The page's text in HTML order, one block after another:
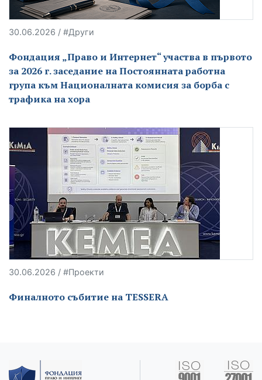
30.06.2026 / #Други
Фондация „Право и Интернет“ участва в първото
за 2026 г. заседание на Постоянната работна
група към Националната комисия за борба с
трафика на хора
30.06.2026 / #Проекти
Финалното събитие на TESSERA